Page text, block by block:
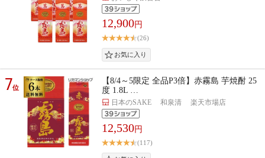
12,900円
(26)
7位
【8/4～5限定 全品P3倍】赤霧島 芋焼酎 25
度 1.8L …
日本のSAKE 和泉清 楽天市場店
12,530円
(117)